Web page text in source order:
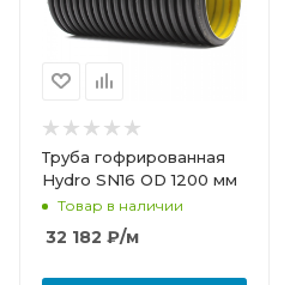
Труба гофрированная
Hydro SN16 OD 1200 мм
Товар в наличии
32 182 ₽/м